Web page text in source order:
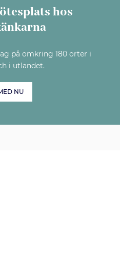
hos
på omkring 180 orter i
i utlandet.
NU